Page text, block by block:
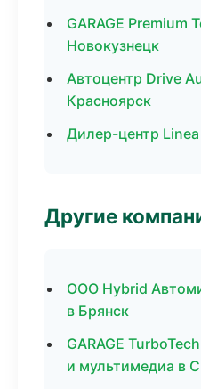
GARAGE Premium
Новокузнецк
Автоцентр Drive
Красноярск
Дилер-центр
Другие
ООО Hybrid
в Брянск
GARAGE
и мультимедиа в